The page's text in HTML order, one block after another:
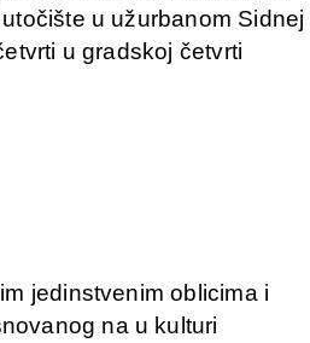
u užurbanom Sidnej
u gradskoj četvrti
jedinstvenim oblicima i
na u kulturi